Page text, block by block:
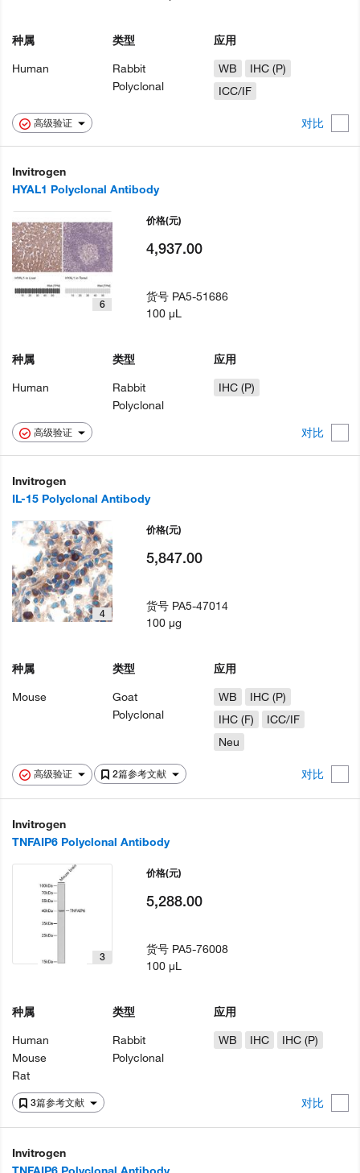
高级验证 对比
种属
Human
类型
Rabbit
Polyclonal
应用
WB
IHC (P)
ICC/IF
Invitrogen
HYAL1 Polyclonal Antibody
高级验证 对比
6
种属
Human
类型
Rabbit
Polyclonal
应用
IHC (P)
价格(元)
4,937.00
货号 PA5-51686
100 µL
Invitrogen
IL-15 Polyclonal Antibody
高级验证 2篇参考文献 对比
4
种属
Mouse
类型
Goat
Polyclonal
应用
WB
IHC (P)
IHC (F)
ICC/IF
Neu
价格(元)
5,847.00
货号 PA5-47014
100 µg
Invitrogen
TNFAIP6 Polyclonal Antibody
3篇参考文献 对比
3
种属
Human
Mouse
Rat
类型
Rabbit
Polyclonal
应用
WB
IHC IHC (P)
价格(元)
5,288.00
货号 PA5-76008
100 µL
Invitrogen